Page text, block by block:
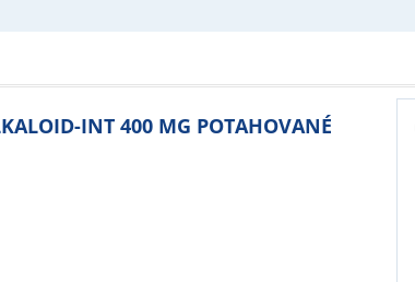
INT 400 MG POTAHOVANÉ